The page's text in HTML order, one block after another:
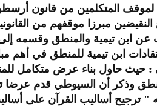
المتكلمين من قانون
النقيضين مبرزا موقفهم من
عن ابن تيمية والمنطق وقسمه
وذكر أن السيوطي قدم عرضا
" ترجيح أساليب القرآن على